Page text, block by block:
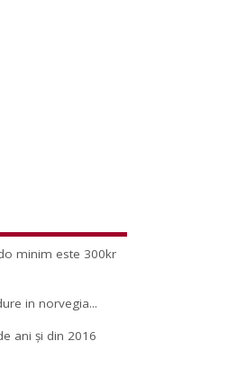
minim este 300kr
in norvegia...
ani și din 2016